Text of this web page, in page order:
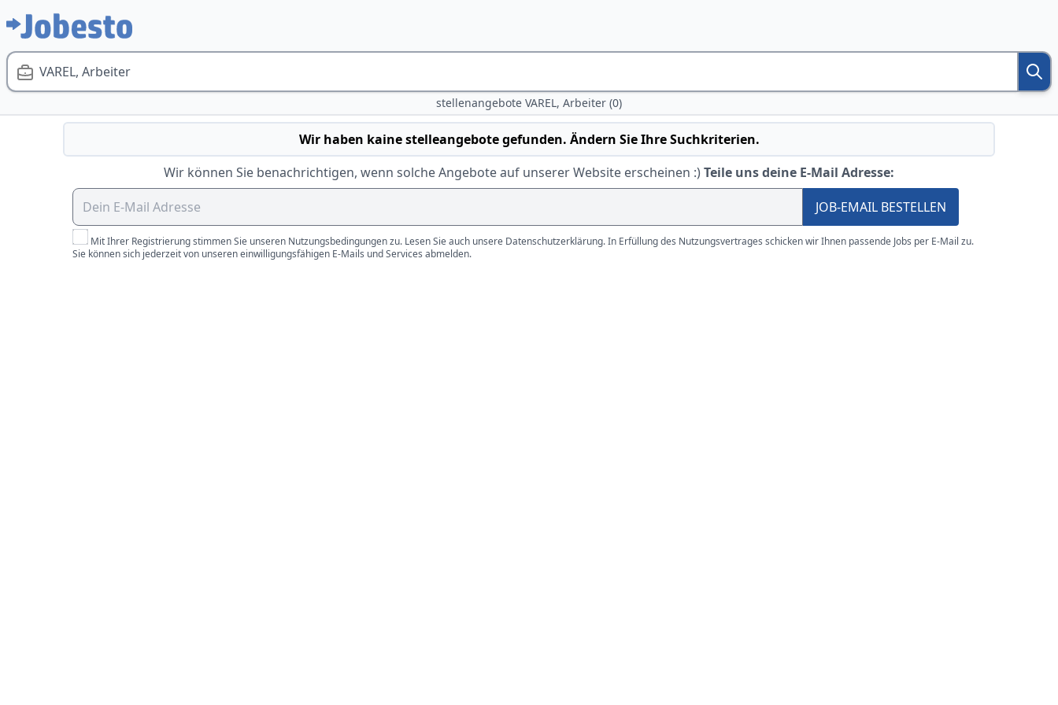
VAREL, Arbeiter
stellenangebote VAREL, Arbeiter (0)
Wir haben kaine stelleangebote gefunden. Ändern Sie Ihre Suchkriterien.
Wir können Sie benachrichtigen, wenn solche Angebote auf unserer Website erscheinen :)Teile uns deine E-Mail Adresse:
JOB-EMAIL BESTELLEN
Mit Ihrer Registrierung stimmen Sie unseren Nutzungsbedingungen zu. Lesen Sie auch unsere Datenschutzerklärung. In Erfüllung des Nutzungsvertrages schicken wir Ihnen passende Jobs per E-Mail zu.
Sie können sich jederzeit von unseren einwilligungsfähigen E-Mails und Services abmelden.